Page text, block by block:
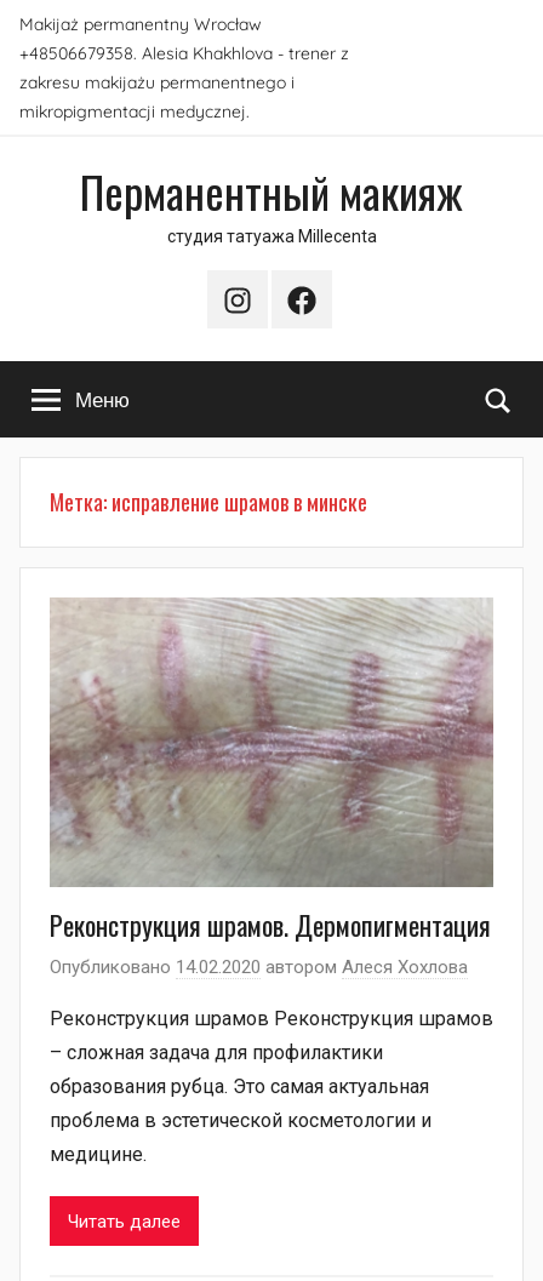
Перейти
содержимому
Makijaż permanentny Wrocław
+48506679358. Alesia Khakhlova - trener z
zakresu makijażu permanentnego i
mikropigmentacji medycznej.
Перманентный макияж
студия татуажа Millecenta
InstagramFacebook
Меню
Метка:исправление шрамов в минске
Реконструкция шрамов. Дермопигментация
Опубликовано 14.02.2020 автором Алеся Хохлова
Реконструкция шрамов Реконструкция шрамов
– сложная задача для профилактики
образования рубца. Это самая актуальная
проблема в эстетической косметологии и
медицине.
Читать далее